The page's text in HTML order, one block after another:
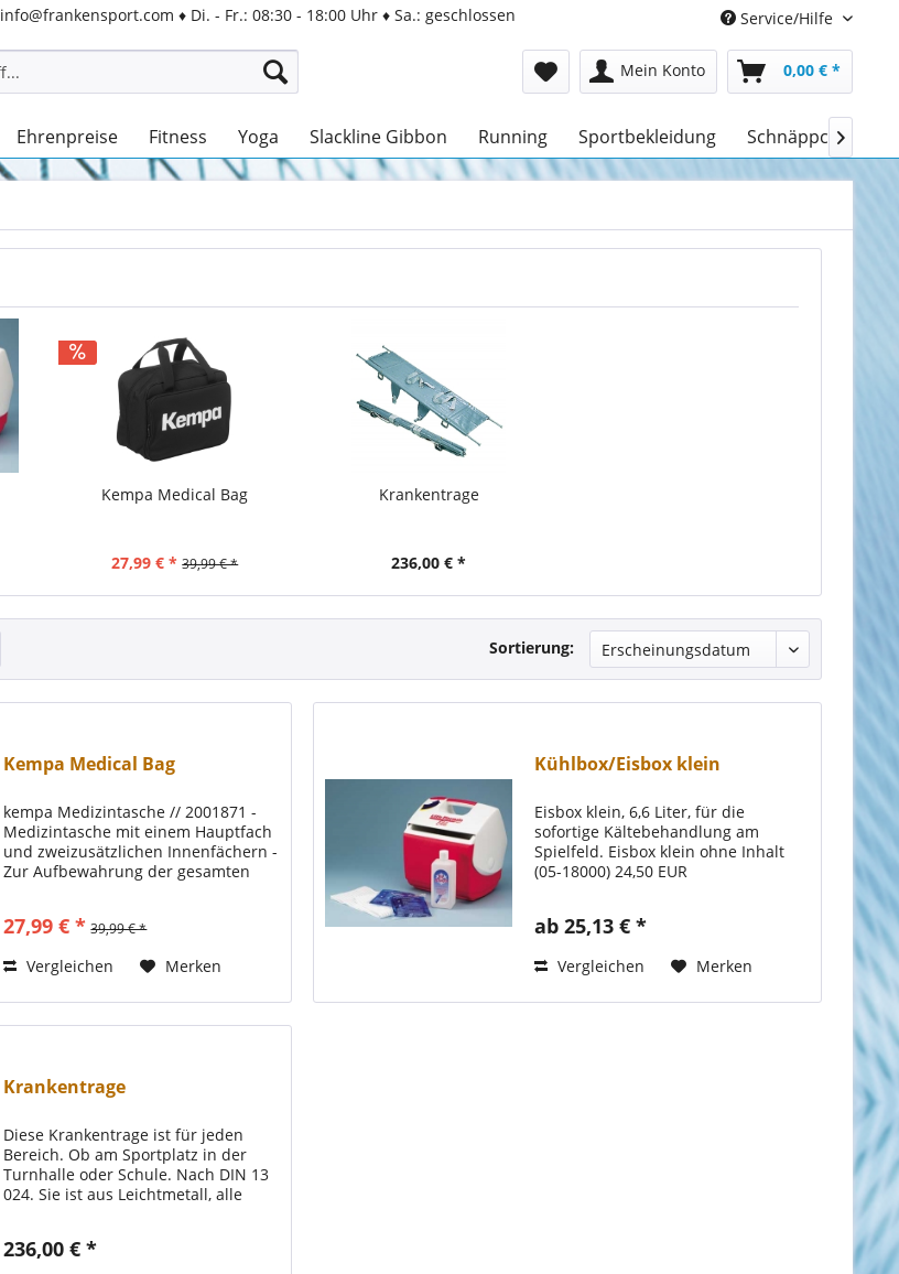
info@frankensport.com ♦ Di. - Fr.: 08:30 - 18:00 Uhr ♦ Sa.: geschlossen Service/Hilfe
Mein Konto 0,00 € *
Ehrenpreise Fitness Yoga Slackline Gibbon Running Sportbekleidung Schnäppchen

Kempa Medical Bag
27,99 € * 39,99 € *
Krankentrage
236,00 € *
Sortierung:
Kempa Medical Bag
kempa Medizintasche // 2001871 -
Medizintasche mit einem Hauptfach
und zweizusätzlichen Innenfächern -
Zur Aufbewahrung der gesamten
Wasserflaschen - Tragegriff Größe:
27,99 € * 39,99 € *
Vergleichen Merken
Kühlbox/Eisbox klein
Eisbox klein, 6,6 Liter, für die
sofortige Kältebehandlung am
Spielfeld. Eisbox klein ohne Inhalt
(05-18000) 24,50 EUR
ab 25,13 € *
Vergleichen Merken
Krankentrage
Diese Krankentrage ist für jeden
Bereich. Ob am Sportplatz in der
Turnhalle oder Schule. Nach DIN 13
024. Sie ist aus Leichtmetall, alle
Schnellverschluß, platzsparend, da
236,00 € *